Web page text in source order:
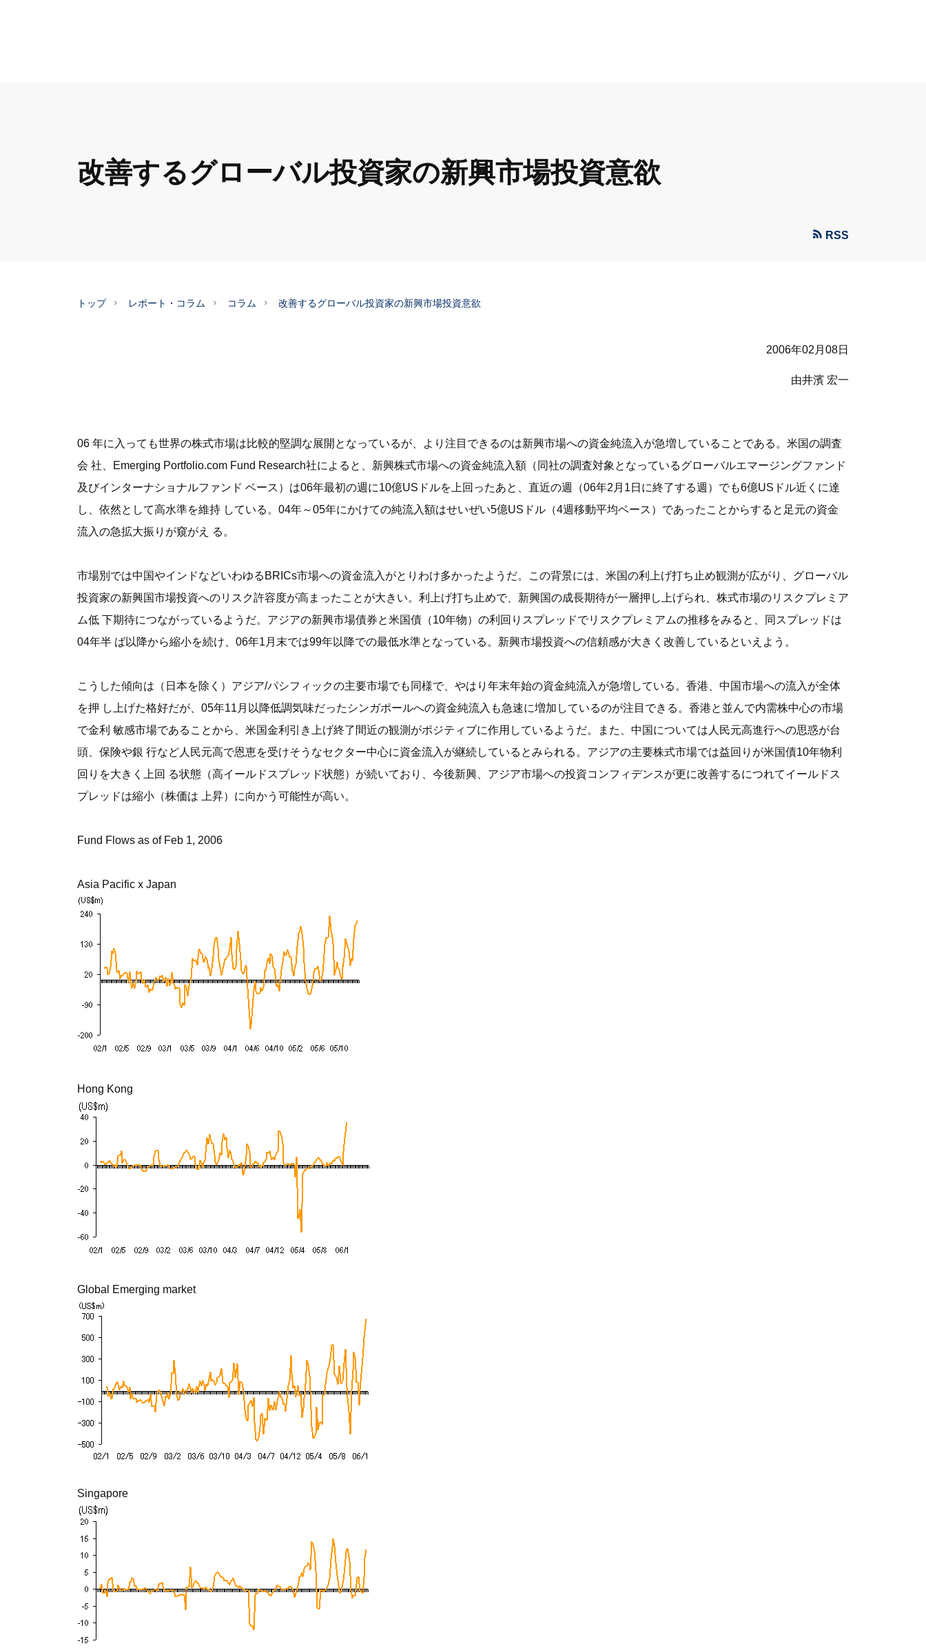
改善するグローバル投資家の新興市場投資意欲
RSS
トップ レポート・コラム コラム 改善するグローバル投資家の新興市場投資意欲
2006年02月08日
由井濱 宏一
06 年に入っても世界の株式市場は比較的堅調な展開となっているが、より注目できるのは新興市場への資金純流入が急増していることである。米国の調査
会 社、Emerging Portfolio.com Fund Research社によると、新興株式市場への資金純流入額（同社の調査対象となっているグローバルエマージングファンド
及びインターナショナルファンド ベース）は06年最初の週に10億USドルを上回ったあと、直近の週（06年2月1日に終了する週）でも6億USドル近くに達
し、依然として高水準を維持 している。04年～05年にかけての純流入額はせいぜい5億USドル（4週移動平均ベース）であったことからすると足元の資金
流入の急拡大振りが窺がえ る。
市場別では中国やインドなどいわゆるBRICs市場への資金流入がとりわけ多かったようだ。この背景には、米国の利上げ打ち止め観測が広がり、グローバル
投資家の新興国市場投資へのリスク許容度が高まったことが大きい。利上げ打ち止めで、新興国の成長期待が一層押し上げられ、株式市場のリスクプレミア
ム低 下期待につながっているようだ。アジアの新興市場債券と米国債（10年物）の利回りスプレッドでリスクプレミアムの推移をみると、同スプレッドは
04年半 ば以降から縮小を続け、06年1月末では99年以降での最低水準となっている。新興市場投資への信頼感が大きく改善しているといえよう。
こうした傾向は（日本を除く）アジア/パシフィックの主要市場でも同様で、やはり年末年始の資金純流入が急増している。香港、中国市場への流入が全体
を押 し上げた格好だが、05年11月以降低調気味だったシンガポールへの資金純流入も急速に増加しているのが注目できる。香港と並んで内需株中心の市場
で金利 敏感市場であることから、米国金利引き上げ終了間近の観測がポジティブに作用しているようだ。また、中国については人民元高進行への思惑が台
頭、保険や銀 行など人民元高で恩恵を受けそうなセクター中心に資金流入が継続しているとみられる。アジアの主要株式市場では益回りが米国債10年物利
回りを大きく上回 る状態（高イールドスプレッド状態）が続いており、今後新興、アジア市場への投資コンフィデンスが更に改善するにつれてイールドス
プレッドは縮小（株価は 上昇）に向かう可能性が高い。
Fund Flows as of Feb 1, 2006
Asia Pacific x Japan
Hong Kong
Global Emerging market
Singapore